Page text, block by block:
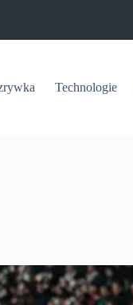
Technologie